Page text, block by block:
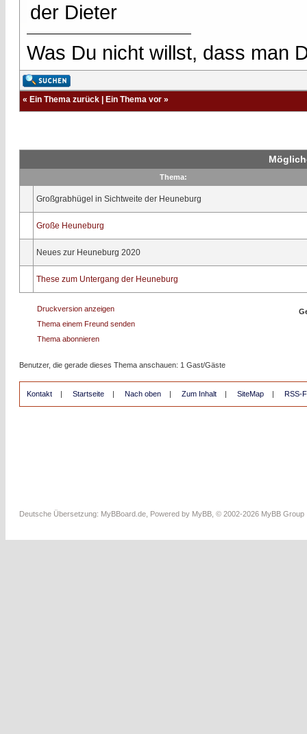
der Dieter
Was Du nicht willst, dass man
« Ein Thema zurück Ein Thema vor »
Thema:
Großgrabhügel in Sichtweite der Heuneburg
Große Heuneburg
Neues zur Heuneburg 2020
These zum Untergang der Heuneburg
Druckversion anzeigen
Thema einem Freund senden
Thema abonnieren
Benutzer, die gerade dieses Thema anschauen: 1 Gast/Gäste
Kontakt | Startseite | Nach oben | Zum Inhalt | SiteMap | RSS-
Deutsche Übersetzung: MyBBoard.de , Powered by MyBB , © 2002-2026 MyBB Group